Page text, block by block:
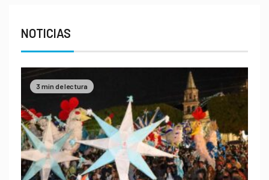
NOTICIAS
3 min de lectura